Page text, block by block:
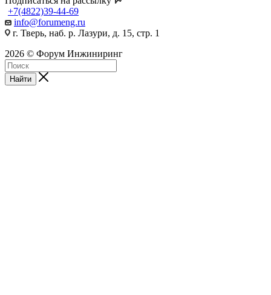
+7(4822)39-44-69
info@forumeng.ru
г. Тверь, наб. р. Лазури, д. 15, стр. 1
2026 © Форум Инжиниринг
Найти